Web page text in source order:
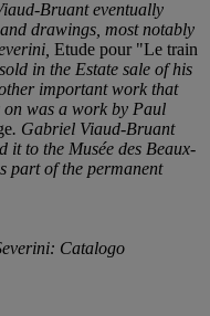
Bruant eventually
drawings, most notably
Etude pour "Le train
in the Estate sale of his
important work that
was a work by Paul
. Gabriel Viaud-Bruant
it to the Musée des Beaux-
part of the permanent
Catalogo